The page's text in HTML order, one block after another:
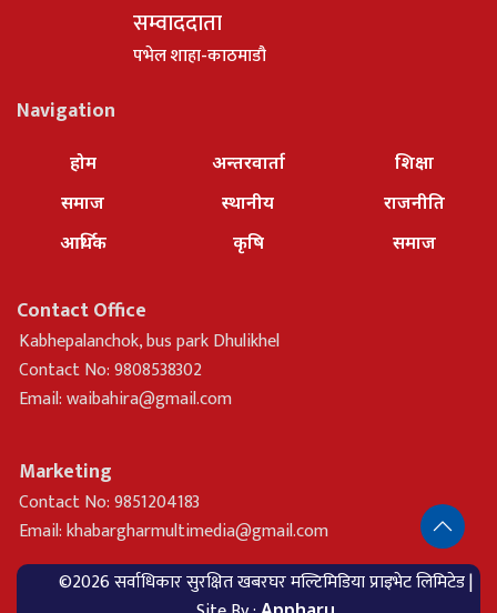
सम्वाददाता
पभेल शाहा-काठमाडौ
Navigation
होम
समाज
आर्थिक
अन्तरवार्ता
स्थानीय
कृषि
शिक्षा
राजनीति
समाज
Contact Office
Kabhepalanchok, bus park Dhulikhel
Contact No: 9808538302
Email:waibahira@gmail.com
Marketing
Contact No: 9851204183
Email:khabargharmultimedia@gmail.com
©2026 सर्वाधिकार सुरक्षित खबरघर मल्टिमिडिया प्राइभेट लिमिटेड |